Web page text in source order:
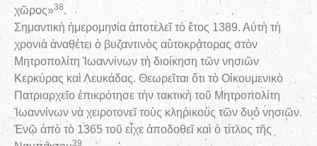
χῶρος»38.
Σημαντικὴ ἡμερομηνία ἀποτελεῖ τὸ ἔτος 1389. Αὐτὴ τὴ
χρονιὰ ἀναθέτει ὁ βυζαντινὸς αὐτοκράτορας στὸν
Μητροπολίτη Ἰωαννίνων τὴ διοίκηση τῶν νησιῶν
Κερκύρας καὶ Λευκάδας. Θεωρεῖται ὅτι τὸ Οἰκουμενικὸ
Πατριαρχεῖο ἐπικρότησε τὴν τακτικὴ τοῦ Μητροπολίτη
Ἰωαννίνων νὰ χειροτονεῖ τοὺς κληρικοὺς τῶν δυὸ νησιῶν.
Ἐνῷ ἀπὸ τὸ 1365 τοῦ εἶχε ἀποδοθεῖ καὶ ὁ τίτλος τῆς
39